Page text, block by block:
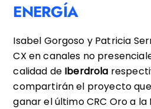
ENERGÍA
Isabel Gorgoso y Patricia
CX en canales no
calidad de Iberdrola
compartirán el proyecto
ganar el último CRC Oro a